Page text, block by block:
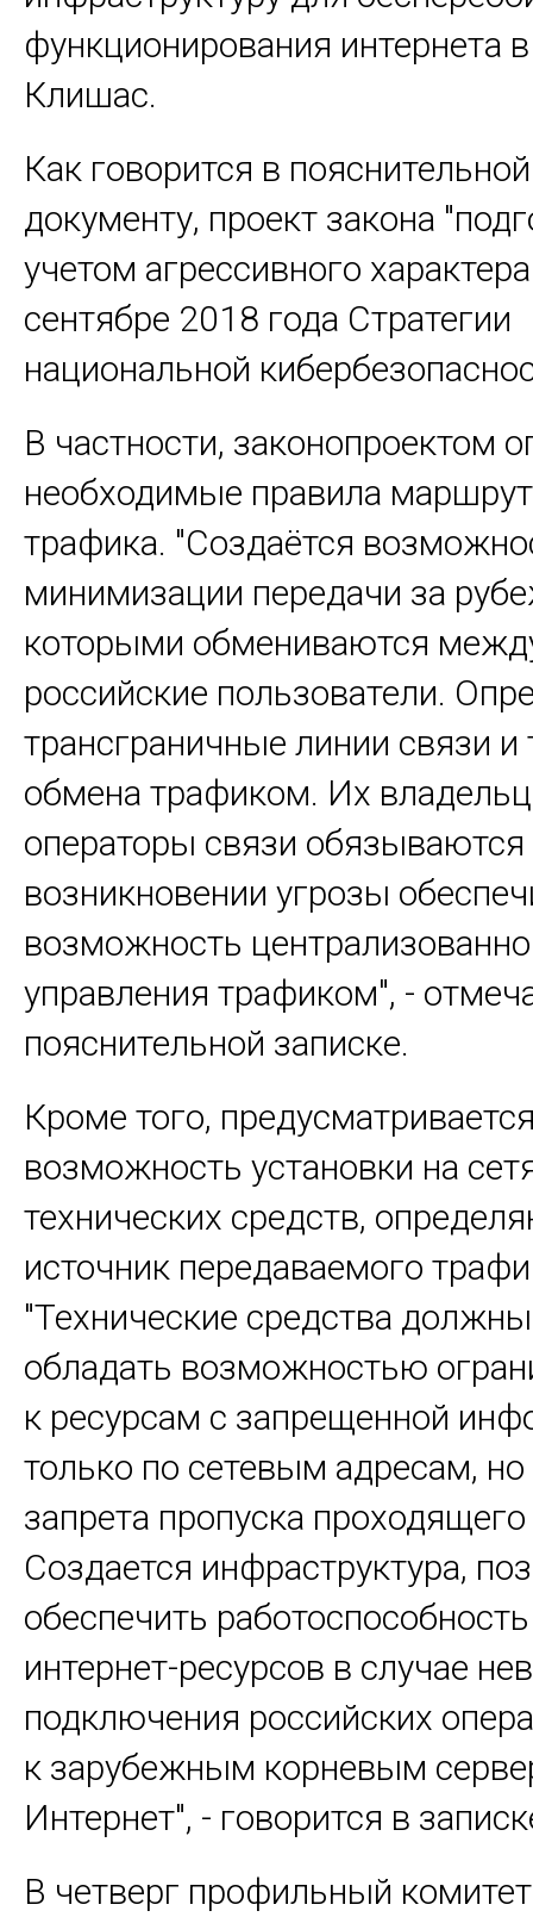
функционирования интернета
Клишас.
Как говорится в
документу, проект закона
учетом агрессивного
сентябре 2018 года Стратегии
национальной
В частности, законопроектом
необходимые правила
трафика. "Создаётся
минимизации передачи за
которыми обмениваются
российские пользователи.
трансграничные линии связи и
обмена трафиком. Их
операторы связи обязываются
возникновении угрозы
возможность
управления трафиком", -
пояснительной записке.
Кроме того,
возможность установки на
технических средств,
источник передаваемого
"Технические средства
обладать возможностью
к ресурсам с запрещенной
только по сетевым адресам,
запрета пропуска
Создается инфраструктура,
обеспечить
интернет-ресурсов в случае
подключения российских
к зарубежным корневым
Интернет", - говорится в
В четверг профильный